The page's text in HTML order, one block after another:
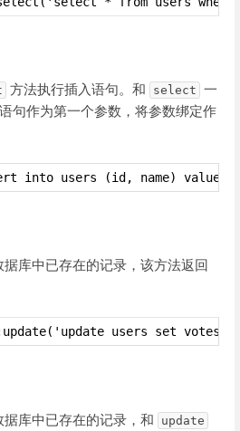
方法执行插入语句。和 select 一
句作为第一个参数，将参数绑定作
into users (id, name)
库中已存在的记录，该方法返回
users set votes
库中已存在的记录，和 update